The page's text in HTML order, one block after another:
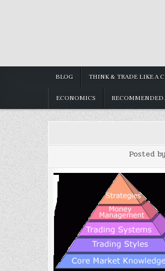
BLOG THINK & TRADE LIKE A
ECONOMICS RECOMMENDED
Posted by